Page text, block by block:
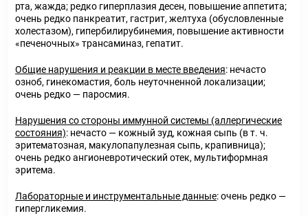
рта, жажда; редко гиперплазия десен, повышение аппетита;
очень редко панкреатит, гастрит, желтуха (обусловленные
холестазом), гипербилирубинемия, повышение активности
«печеночных» трансаминаз, гепатит.
Общие нарушения и реакции в месте введения: нечасто
озноб, гинекомастия, боль неуточненной локализации;
очень редко — паросмия.
Нарушения со стороны иммунной системы (аллергические
состояния): нечасто — кожный зуд, кожная сыпь (в т. ч.
эритематозная, макулопапулезная сыпь, крапивница);
очень редко ангионевротический отек, мультиформная
эритема.
Лабораторные и инструментальные данные: очень редко —
гипергликемия.